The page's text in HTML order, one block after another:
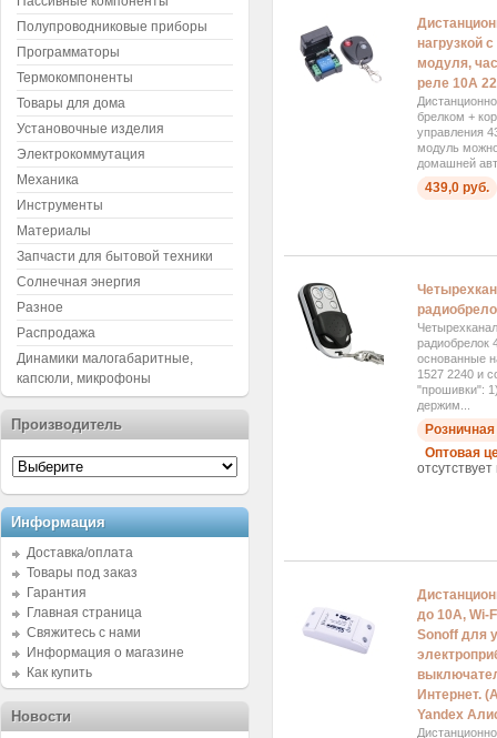
нагрузкой
модуля,
реле 10А
брелком +
управления
модуль
домашней
439,0 руб.
радиобрелок
основанные
1527 2240 и
"прошивки":
держим...
Оптовая
до 10А, Wi-
Sonoff для
Интернет.
Yandex
Полупроводниковые приборы
Программаторы
Термокомпоненты
Товары для дома
Установочные изделия
Электрокоммутация
Механика
Инструменты
Материалы
Запчасти для бытовой техники
Солнечная энергия
Разное
Распродажа
Динамики малогабаритные,
капсюли, микрофоны
Производитель
Информация
Доставка/оплата
Товары под заказ
Гарантия
Главная страница
Свяжитесь с нами
Информация о магазине
Как купить
Новости